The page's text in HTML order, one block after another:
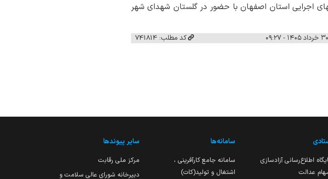
اجرایی استان اصفهان با حضور در گلستان شهدای شهر
کد مطلب: 741814
اطلاع‌رسانی آزادسازی
عدالت
سامانه‌ها
سامانه جامع کارآفرینی ،
اشتغال و تولید(کات)
سایر پیوندها
مرکز ملی رقابت
دبیرخانه شورای عالی سلامت و